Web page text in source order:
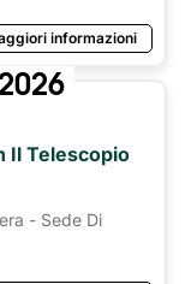
informazioni
Il Telescopio
- Sede Di